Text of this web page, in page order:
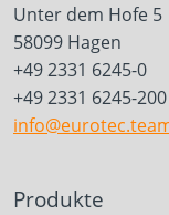
Unter dem Hofe 5
58099 Hagen
+49 2331 6245-0
+49 2331 6245-200
Produkte